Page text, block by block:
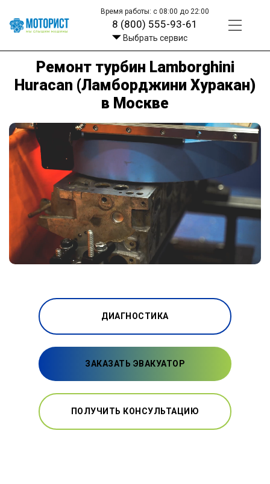
Время работы: с 08:00 до 22:00
8 (800) 555-93-61
Выбрать сервис
Ремонт турбин Lamborghini
Huracan (Ламборджини Хуракан)
в Москве
ДИАГНОСТИКА
ЗАКАЗАТЬ ЭВАКУАТОР
ПОЛУЧИТЬ КОНСУЛЬТАЦИЮ